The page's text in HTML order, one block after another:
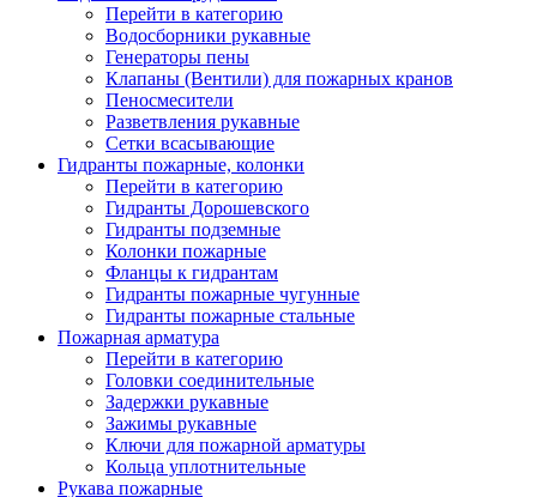
Перейти в категорию
Водосборники рукавные
Генераторы пены
Клапаны (Вентили) для пожарных кранов
Пеносмесители
Разветвления рукавные
Сетки всасывающие
Гидранты пожарные, колонки
Перейти в категорию
Гидранты Дорошевского
Гидранты подземные
Колонки пожарные
Фланцы к гидрантам
Гидранты пожарные чугунные
Гидранты пожарные стальные
Пожарная арматура
Перейти в категорию
Головки соединительные
Задержки рукавные
Зажимы рукавные
Ключи для пожарной арматуры
Кольца уплотнительные
Рукава пожарные